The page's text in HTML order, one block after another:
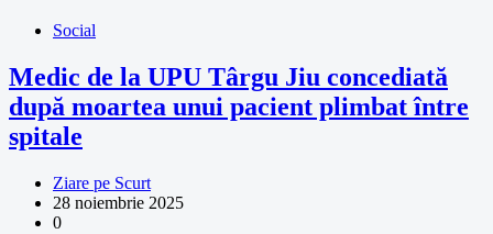
Social
Medic de la UPU Târgu Jiu concediată
după moartea unui pacient plimbat între
spitale
Ziare pe Scurt
28 noiembrie 2025
0